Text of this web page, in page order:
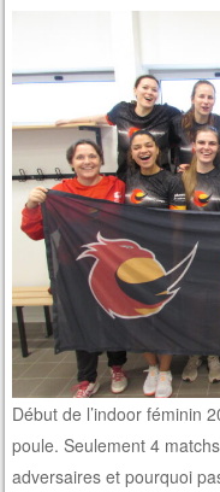
Début de l’indoor féminin
poule. Seulement 4
adversaires et pourquoi